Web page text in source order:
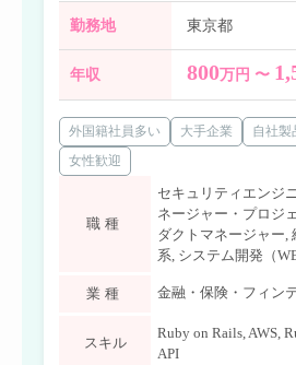
勤務地 東京都
年収 800万円 〜
外国籍社員多い 大手企業
自社製
女性歓迎
職種
セキュリティエンジ
ネージャー・プロジ
ダクトマネージャー,
系, システム開発（
業種 金融・保険・フィン
スキル
Ruby on Rails,AWS,
API